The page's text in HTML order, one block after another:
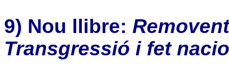
9) Nou llibre:
Transgressió i fet